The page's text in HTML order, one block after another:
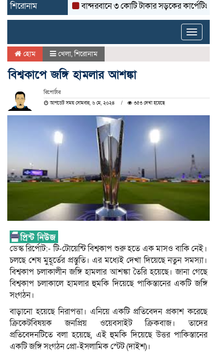
শিরোনাম বান্দরবানে ৩ কোটি টাকার সড়কের কার্পেটিং উঠে
Toggle
হোম খেলা,শিরোনাম
বিশ্বকাপে জঙ্গি হামলার আশঙ্কা
রিপোর্টার
আপডেট সময় সোমবার, ৬ মে, ২০২৪ ৩৫৩ দেখা হয়েছে
ডেস্ক রির্পোট:- টি-টোয়েন্টি বিশ্বকাপ শুরু হতে এক মাসও বাকি নেই।
চলছে শেষ মুহূর্তের প্রস্তুতি। এর মধ্যেই দেখা দিয়েছে নতুন সমস্যা।
বিশ্বকাপ চলাকালীন জঙ্গি হামলার আশঙ্কা তৈরি হয়েছে। জানা গেছে
বিশ্বকাপ চলাকালে হামলার হুমকি দিয়েছে পাকিস্তানের একটি জঙ্গি
সংগঠন।
বাড়ানো হয়েছে নিরাপত্তা। এনিয়ে একটি প্রতিবেদন প্রকাশ করেছে
ক্রিকেটবিষয়ক জনপ্রিয় ওয়েবসাইট ক্রিকবাজ। তাদের
প্রতিবেদনটিতে বলা হয়েছে, এই হুমকি দিয়েছে উত্তর পাকিস্তানের
একটি জঙ্গি সংগঠন প্রো-ইসলামিক স্টেট (দাইশ)।